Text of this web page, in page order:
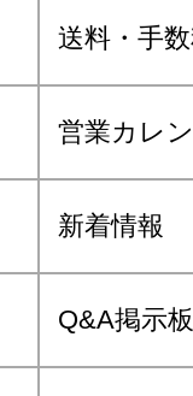
送料・手
営業カレ
新着情報
Q&A掲示板